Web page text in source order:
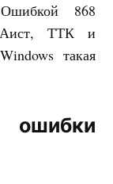
868
Аист, ТТК и
такая
ошибки